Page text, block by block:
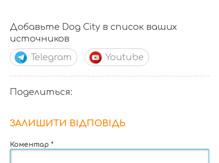
Добавьте Dog City в список ваших
источников
Telegram
Youtube
Поделиться:
ЗАЛИШИТИ ВІДПОВІДЬ
Коментар *